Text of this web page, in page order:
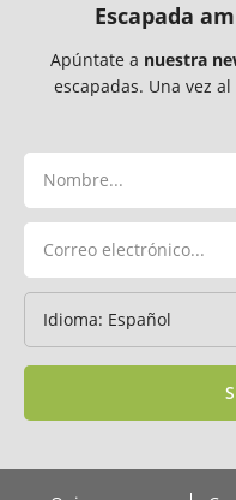
Escapada
Apúntate a nuestra
escapadas. Una vez